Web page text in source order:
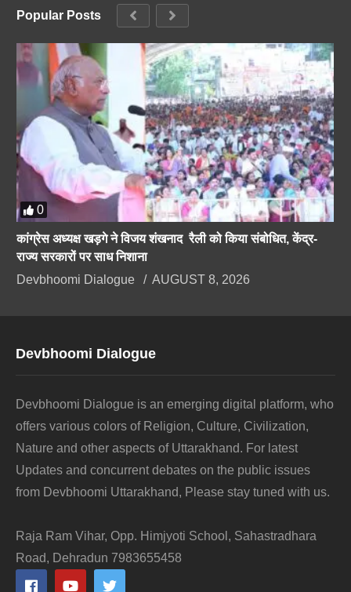
Popular Posts
0
कांग्रेस अध्यक्ष खड़गे ने विजय शंखनाद रैली को किया संबोधित, केंद्र-
राज्य सरकारों पर साध निशाना
Devbhoomi Dialogue
AUGUST 8, 2026
Devbhoomi Dialogue
Devbhoomi Dialogue is an emerging digital platform, who
offers various colors of Religion, Culture, Civilization,
Nature and other aspects of Uttarakhand. For latest
Updates and concurrent debates on the public issues
from Devbhoomi Uttarakhand, Please stay tuned with us.
Raja Ram Vihar, Opp. Himjyoti School, Sahastradhara
Road, Dehradun 7983655458